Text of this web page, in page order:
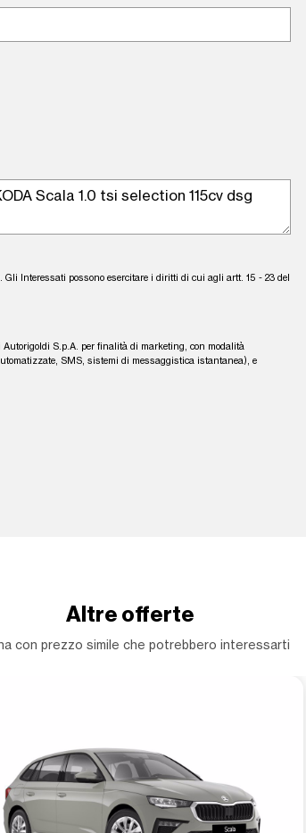
Interessati possono esercitare i diritti di cui agli artt. 15 - 23 del
S.p.A. per finalità di marketing, con modalità
SMS, sistemi di messaggistica istantanea), e
Altre offerte
con prezzo simile che potrebbero interessarti